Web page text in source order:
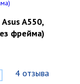
A550,
фрейма)
4 отзыва